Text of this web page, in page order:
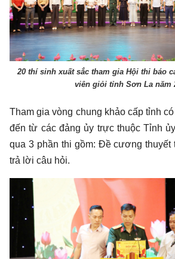
20 thí sinh xuất sắc tham gia Hội thi báo
viên giỏi tỉnh Sơn La năm
Tham gia vòng chung khảo cấp tỉnh
đến từ các đảng ủy trực thuộc Tỉnh
qua 3 phần thi gồm: Đề cương thuyết
trả lời câu hỏi.